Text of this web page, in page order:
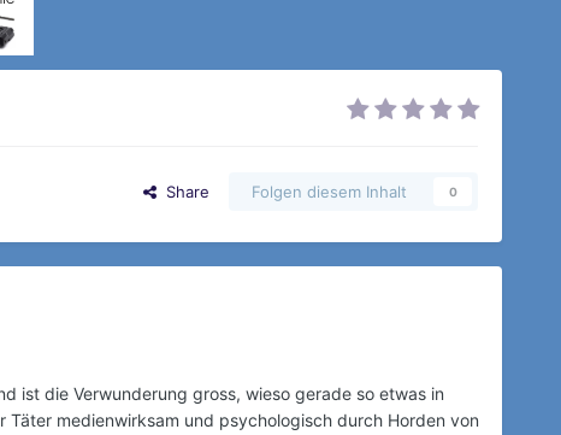
Share Folgen diesem Inhalt 0
ist die Verwunderung gross, wieso gerade so etwas in
medienwirksam und psychologisch durch Horden von